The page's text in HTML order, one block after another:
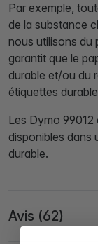
Par exemple,
de la substance
nous utilisons du
garantit que le
durable et/ou du
étiquettes
Les Dymo
disponibles dans
durable.
Avis (62)